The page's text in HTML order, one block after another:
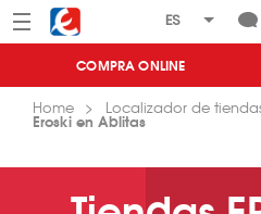
Menú Eroski
COMPRA ONLINE
Home Localizador de
Eroski en Ablitas